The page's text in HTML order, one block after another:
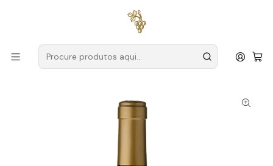
para encomendas a partir de
Produtores Douro
Colinas do Douro
Colinas do Douro Reserva Douro Branco 75cl